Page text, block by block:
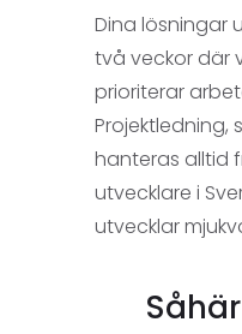
Dina lösningar
två veckor där
prioriterar
Projektledning,
hanteras alltid
utvecklare i
utvecklar